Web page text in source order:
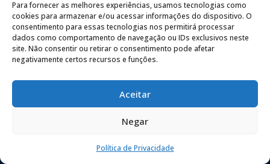
Para fornecer as melhores experiências, usamos tecnologias como
cookies para armazenar e/ou acessar informações do dispositivo. O
consentimento para essas tecnologias nos permitirá processar
dados como comportamento de navegação ou IDs exclusivos neste
site. Não consentir ou retirar o consentimento pode afetar
negativamente certos recursos e funções.
Aceitar
Negar
Política de Privacidade
© 2025 SVMP ADVOGADOS.TODOS DIREITOS RESERVADOS.
POLÍTICA DE QUALIDADE
POLÍTICA DE PRIVACIDADE
BRANDING & WEB POR AGÊNCIA MARINO.